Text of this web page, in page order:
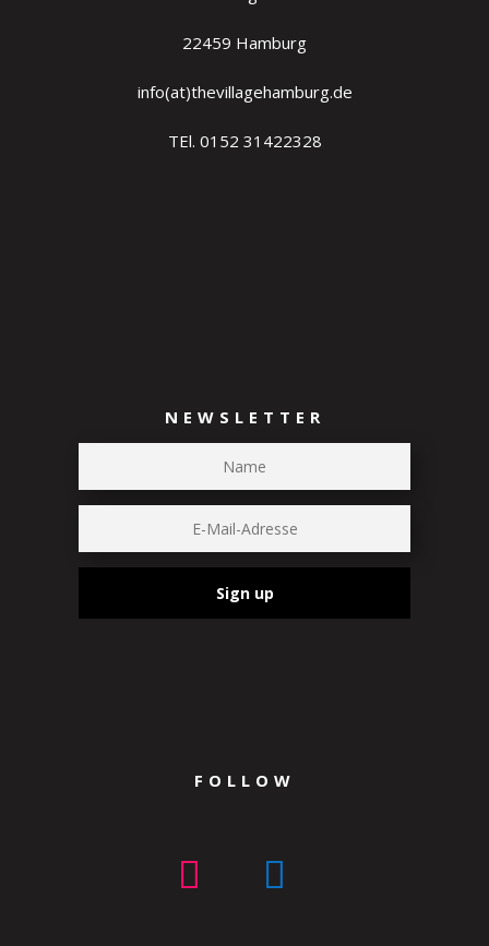
22459 Hamburg
info(at)thevillagehamburg.de
TEl. 0152 31422328
NEWSLETTER
Sign up
FOLLOW